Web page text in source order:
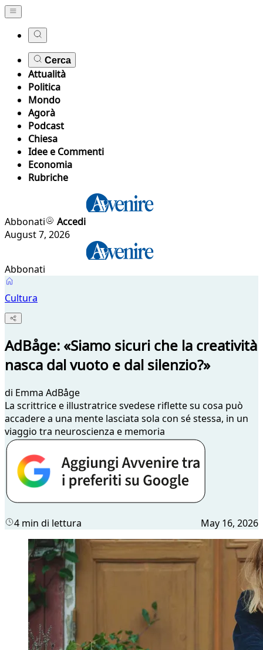
Cerca
Attualità
Politica
Mondo
Agorà
Podcast
Chiesa
Idee e Commenti
Economia
Rubriche
Abbonati
Accedi
August 7, 2026
Abbonati
Cultura
AdBåge: «Siamo sicuri che la creatività
nasca dal vuoto e dal silenzio?»
di Emma AdBåge
La scrittrice e illustratrice svedese riflette su cosa può
accadere a una mente lasciata sola con sé stessa, in un
viaggio tra neuroscienza e memoria
4 min di lettura May 16, 2026